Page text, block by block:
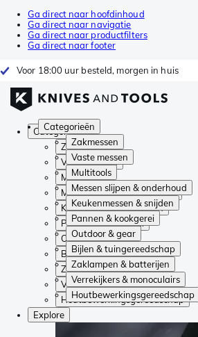
Ga direct naar hoofdinhoud
Ga direct naar navigatie
Ga direct naar productfilters
Ga direct naar footer
Voor 18:00 uur besteld, morgen in huis
Categorieën
Zakmessen
Vaste messen
Multitools
Messen slijpen & onderhoud
Keukenmessen & snijden
Pannen & kookgerei
Outdoor & gear
Bijlen & tuingereedschap
Zaklampen & batterijen
Verrekijkers & monoculairs
Houtbewerkingsgereedschap
Categorieën
Zakmessen
Vaste messen
Multitools
Messen slijpen & onderhoud
Keukenmessen & snijden
Pannen & kookgerei
Outdoor & gear
Bijlen & tuingereedschap
Zaklampen & batterijen
Verrekijkers & monoculairs
Houtbewerkingsgereedschap
Explore